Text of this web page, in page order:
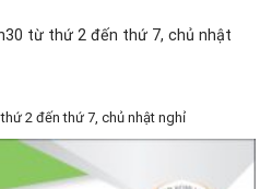
từ thứ 2 đến thứ 7, chủ nhật
2 đến thứ 7, chủ nhật nghỉ